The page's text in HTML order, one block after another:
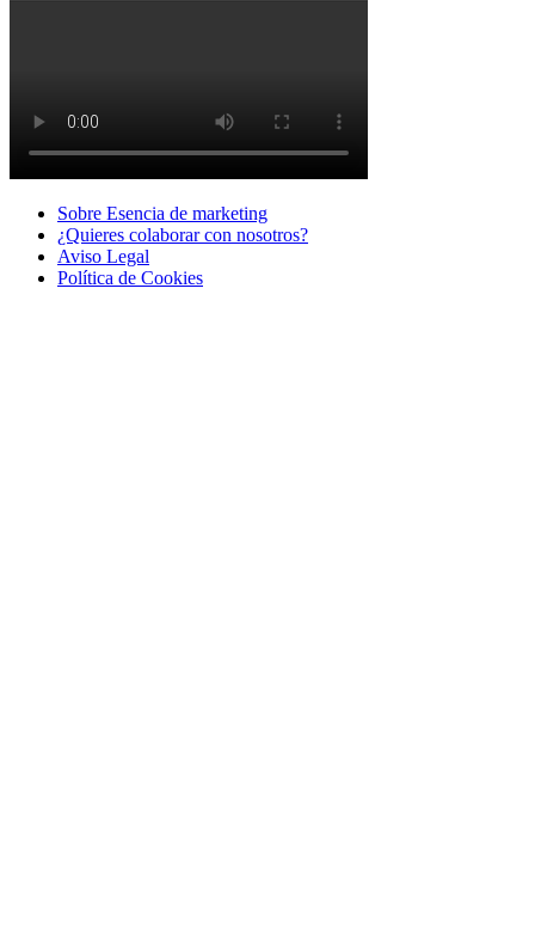
Sobre Esencia de marketing
¿Quieres colaborar con nosotros?
Aviso Legal
Polí­tica de Cookies